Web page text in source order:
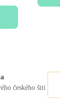
českého šití